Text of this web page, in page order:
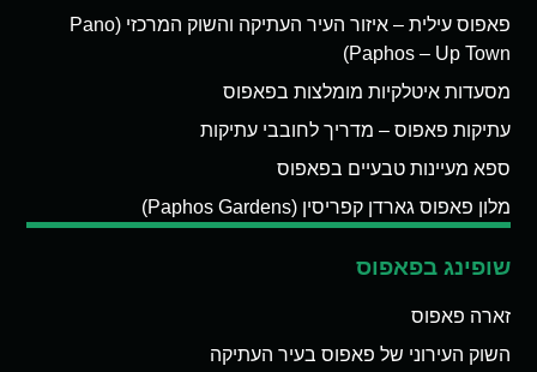
פאפוס עילית – איזור העיר העתיקה והשוק המרכזי (Pano
Paphos – Up Town)
מסעדות איטלקיות מומלצות בפאפוס
עתיקות פאפוס – מדריך לחובבי עתיקות
ספא מעיינות טבעיים בפאפוס
מלון פאפוס גארדן קפריסין (Paphos Gardens)
שופינג בפאפוס
זארה פאפוס
השוק העירוני של פאפוס בעיר העתיקה